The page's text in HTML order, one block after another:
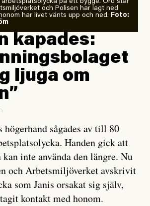
arbetsplatsolycka på ett bygge. Ord står
och Polisen har lagt ned
har livet vänts upp och ned. Foto:
kapades:
ljuga om
högerhand sågades av till 80
Handen gick att
kan inte använda den längre. Nu
och Arbetsmiljöverket avskrivit
som Janis orsakat sig själv,
kontakt med honom.